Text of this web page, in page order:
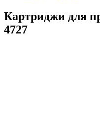
Картриджи для
4727